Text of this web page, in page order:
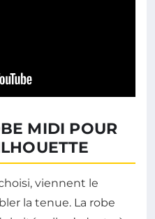
MIDI POUR
viennent le
la tenue. La robe